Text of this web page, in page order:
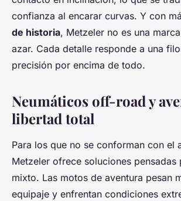
confianza al encarar curvas. Y con
de historia, Metzeler no es una
azar. Cada detalle responde a una
precisión por encima de todo.
Neumáticos off-road y
libertad total
Para los que no se conforman con el
Metzeler ofrece soluciones pensadas
mixto. Las motos de aventura pesan
equipaje y enfrentan condiciones